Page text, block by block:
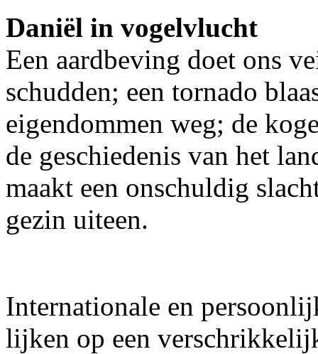
Daniël in vogelvlucht
Een aardbeving doet ons
schudden; een tornado
eigendommen weg; de
de geschiedenis van het
maakt een onschuldig
gezin uiteen.
Internationale en
lijken op een